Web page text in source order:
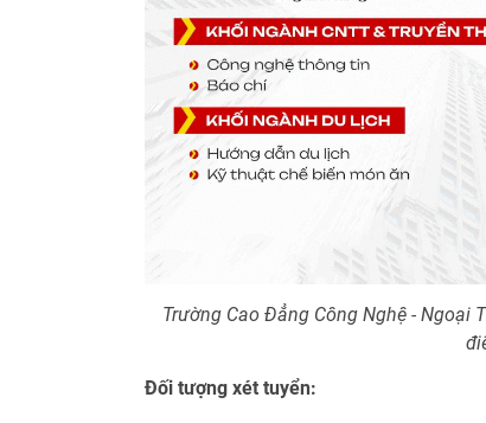
Trường Cao Đẳng Công Nghệ - Ngoại
Đối tượng xét tuyển: